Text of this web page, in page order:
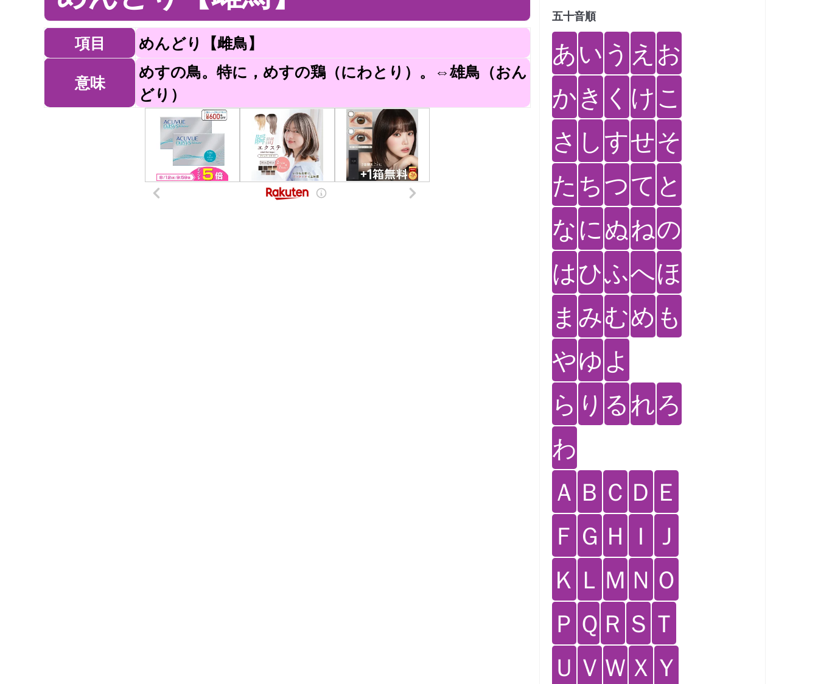
項目
めんどり【雌鳥】
意味
めすの鳥。特に，めすの鶏（にわとり）。⇔雄鳥（おん
どり）
五十音順
あい う え お
かき く けこ
さ しすせそ
た ちつて と
なにぬねの
はひふへほ
ま みむめ も
やゆ よ
ら り るれろ
わ
Ａ Ｂ Ｃ Ｄ Ｅ
Ｆ Ｇ Ｈ Ｉ Ｊ
Ｋ Ｌ Ｍ Ｎ Ｏ
Ｐ Ｑ Ｒ Ｓ Ｔ
Ｕ Ｖ Ｗ Ｘ Ｙ